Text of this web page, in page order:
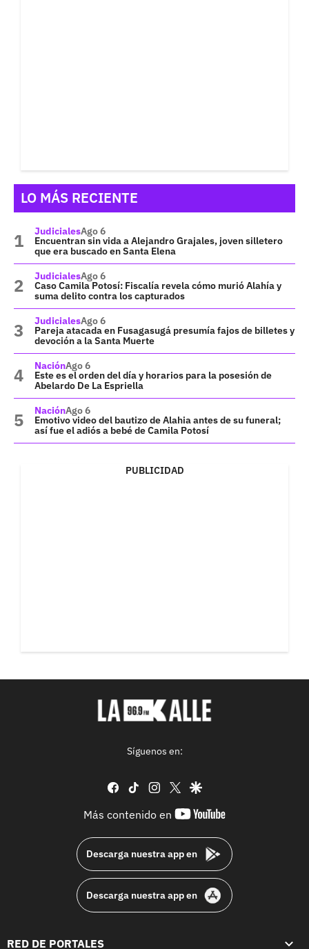
LO MÁS RECIENTE
JudicialesAgo 6
Encuentran sin vida a Alejandro Grajales, joven silletero
que era buscado en Santa Elena
JudicialesAgo 6
Caso Camila Potosí: Fiscalía revela cómo murió Alahía y
suma delito contra los capturados
JudicialesAgo 6
Pareja atacada en Fusagasugá presumía fajos de billetes y
devoción a la Santa Muerte
NaciónAgo 6
Este es el orden del día y horarios para la posesión de
Abelardo De La Espriella
NaciónAgo 6
Emotivo video del bautizo de Alahia antes de su funeral;
así fue el adiós a bebé de Camila Potosí
PUBLICIDAD
Síguenos en:
facebook
tiktok instagram
twittergoogle
Más contenido en
youtube-
Descarga nuestra app en
Descarga nuestra app en
RED DE PORTALES